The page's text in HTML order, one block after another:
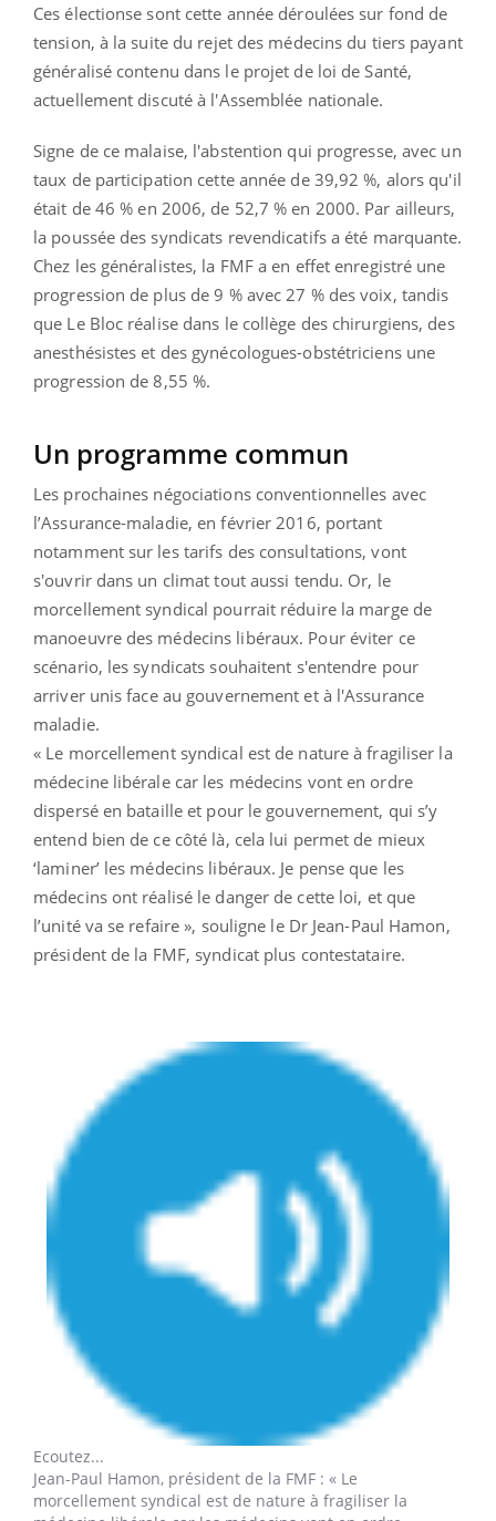
Ces électionse sont cette année déroulées sur fond de
tension, à la suite du rejet des médecins du tiers payant
généralisé contenu dans le projet de loi de Santé,
actuellement discuté à l'Assemblée nationale.
Signe de ce malaise, l'abstention qui progresse, avec un
taux de participation cette année de 39,92 %, alors qu'il
était de 46 % en 2006, de 52,7 % en 2000. Par ailleurs,
la poussée des syndicats revendicatifs a été marquante.
Chez les généralistes, la FMF a en effet enregistré une
progression de plus de 9 % avec 27 % des voix, tandis
que Le Bloc réalise dans le collège des chirurgiens, des
anesthésistes et des gynécologues-obstétriciens une
progression de 8,55 %.
Un programme commun
Les prochaines négociations conventionnelles avec
l’Assurance-maladie, en février 2016, portant
notamment sur les tarifs des consultations, vont
s'ouvrir dans un climat tout aussi tendu. Or, le
morcellement syndical pourrait réduire la marge de
manoeuvre des médecins libéraux. Pour éviter ce
scénario, les syndicats souhaitent s'entendre pour
arriver unis face au gouvernement et à l'Assurance
maladie.
« Le morcellement syndical est de nature à fragiliser la
médecine libérale car les médecins vont en ordre
dispersé en bataille et pour le gouvernement, qui s’y
entend bien de ce côté là, cela lui permet de mieux
‘laminer’ les médecins libéraux. Je pense que les
médecins ont réalisé le danger de cette loi, et que
l’unité va se refaire », souligne le Dr Jean-Paul Hamon,
président de la FMF, syndicat plus contestataire.
Ecoutez...
Jean-Paul Hamon, président de la FMF : « Le
morcellement syndical est de nature à fragiliser la